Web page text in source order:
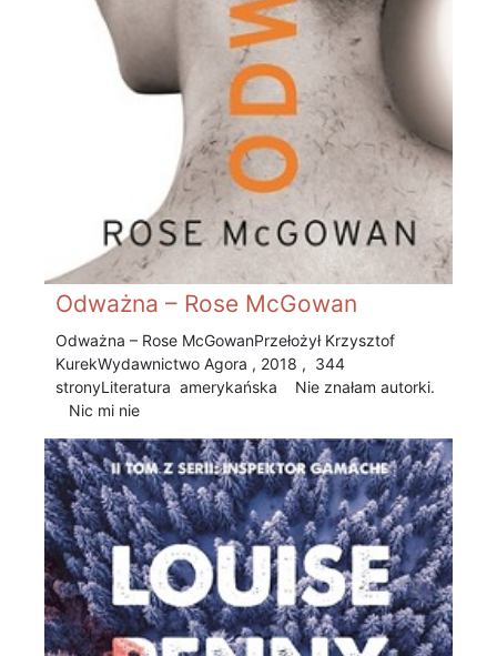
Odważna – Rose McGowan
Odważna – Rose McGowan Przełożył Krzysztof
Kurek Wydawnictwo Agora , 2018 , 344
stronyLiteratura amerykańska Nie znałam autorki.
Nic mi nie